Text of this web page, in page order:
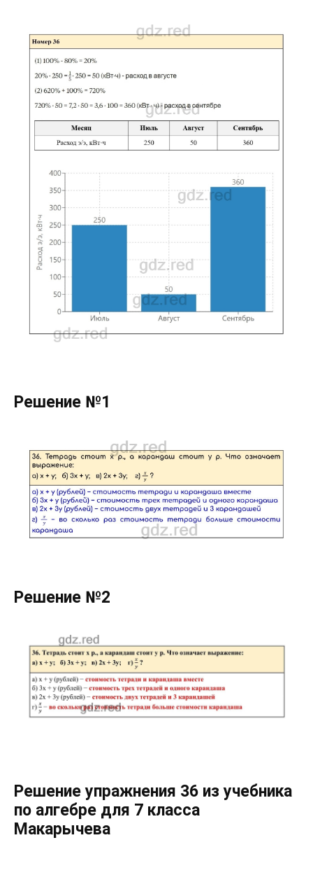
Решение №1
Решение №2
Решение упражнения 36 из учебника
по алгебре для 7 класса
Макарычева